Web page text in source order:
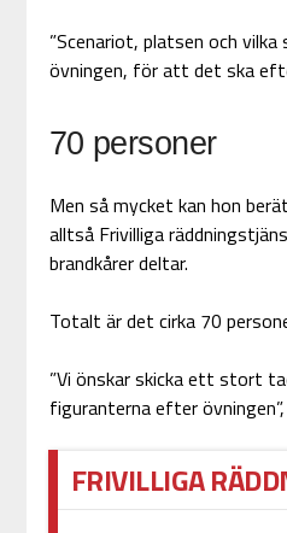
”Scenariot, platsen och
övningen, för att det ska
70 personer
Men så mycket kan hon
alltså Frivilliga
brandkårer deltar.
Totalt är det cirka 70
”Vi önskar skicka ett stort
figuranterna efter
FRIVILLIGA